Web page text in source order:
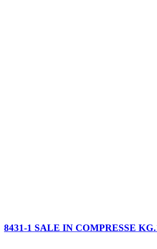
8431-1 SALE IN COMPRESSE